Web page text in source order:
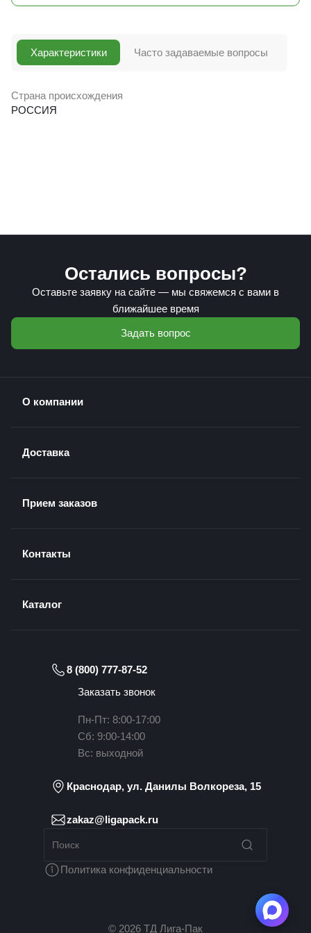
Характеристики
Страна происхождения
РОССИЯ
Часто задаваемые вопросы
Остались вопросы?
Оставьте заявку на сайте — мы свяжемся с вами в
ближайшее время
Задать вопрос
О компании
Доставка
Прием заказов
Контакты
Каталог
8 (800) 777-87-52
Заказать звонок
Пн-Пт: 8:00-17:00
Сб: 9:00-14:00
Вс: выходной
Краснодар, ул. Данилы Волкореза, 15
zakaz@ligapack.ru
Политика конфиденциальности
© 2026 ТД Лига-Пак